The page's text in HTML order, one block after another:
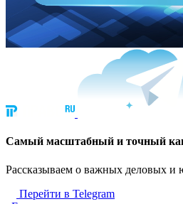
Cамый масштабный и точный
Рассказываем о важных деловых и
Перейти в Telegram